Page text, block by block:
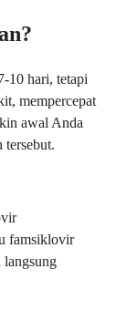
10 hari, tetapi
mempercepat
awal Anda
tersebut.
famsiklovir
langsung